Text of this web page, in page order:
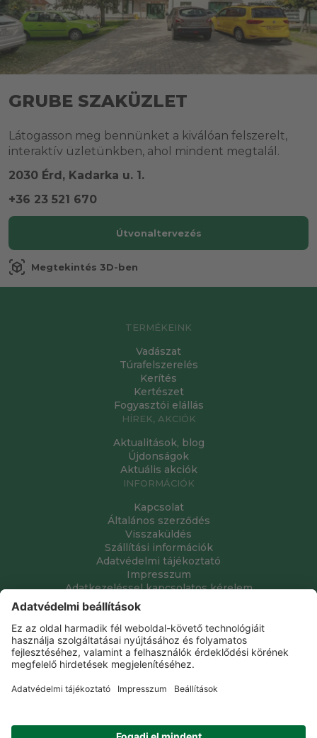
GRUBE SZAKÜZLET
Látogasson meg bennünket a kiválóan felszerelt,
interaktív üzletünkben, ahol mindent megtalál.
2030 Érd, Kadarka u. 1.
+36 23 521 670
Útvonaltervezés
view_in_ar Megtekintés 3D-ben
TERMÉKEINK
Vadászat
Túrafelszerelés
Kerítés
Kertészet
Fogyasztói elállás
HÍREK, AKCIÓK
Aktualitások, blog
Újdonságok
Aktuális akciók
INFORMÁCIÓK
Kapcsolat
Általános szerződés
Visszaküldés
Szállítási információk
Adatvédelmi tájékoztató
Impresszum
Adatkezeléssel kapcsolatos kérelem